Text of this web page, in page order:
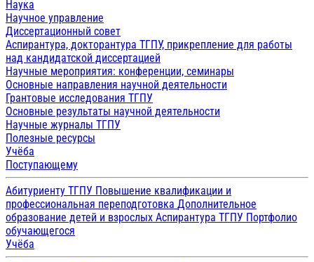
Наука
Научное управление
Диссертационный совет
Аспирантура, докторантура ТГПУ, прикрепление для работы
над кандидатской диссертацией
Научные мероприятия: конференции, семинары
Основные направления научной деятельности
Грантовые исследования ТГПУ
Основные результаты научной деятельности
Научные журналы ТГПУ
Полезные ресурсы
Учёба
Поступающему
Абитуриенту ТГПУ Повышение квалификации и
профессиональная переподготовка Дополнительное
образование детей и взрослых Аспирантура ТГПУ Портфолио
обучающегося
Учёба